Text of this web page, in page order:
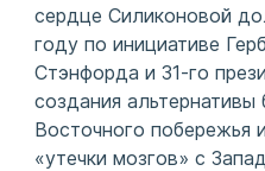
сердце Силиконовой
году по инициативе
Стэнфорда и 31-го
создания
Восточного побережья
«утечки мозгов» с